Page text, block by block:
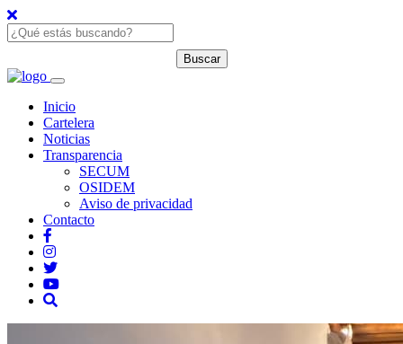
Inicio
Cartelera
Noticias
Transparencia
SECUM
OSIDEM
Aviso de privacidad
Contacto